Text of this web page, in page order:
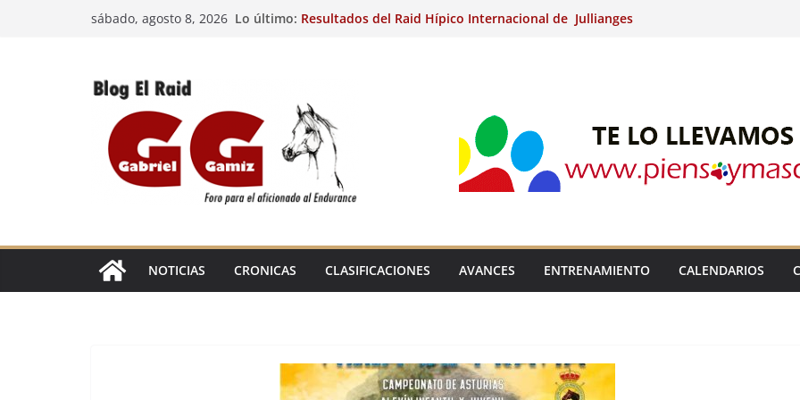
sábado, agosto 8, 2026 Lo último: Resultados del Raid Hípico Internacional de Jullianges
Caballos Jóvenes de Raid.
Raid Hípico Eladina Kung (Badajoz).
EL
NOTICIAS CRONICAS CLASIFICACIONES AVANCES ENTRENAMIENTO CALENDARIOS